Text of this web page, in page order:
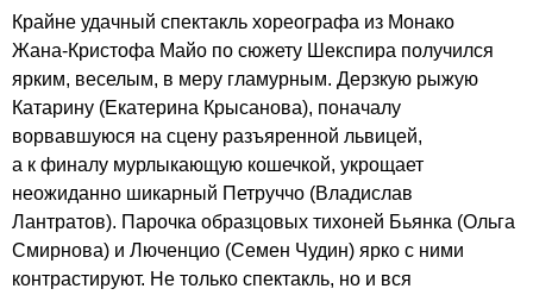
Крайне удачный спектакль хореографа из Монако
Жана-Кристофа Майо по сюжету Шекспира получился
ярким, веселым, в меру гламурным. Дерзкую рыжую
Катарину (Екатерина Крысанова), поначалу
ворвавшуюся на сцену разъяренной львицей,
а к финалу мурлыкающую кошечкой, укрощает
неожиданно шикарный Петруччо (Владислав
Лантратов). Парочка образцовых тихоней Бьянка (Ольга
Смирнова) и Люченцио (Семен Чудин) ярко с ними
контрастируют. Не только спектакль, но и вся